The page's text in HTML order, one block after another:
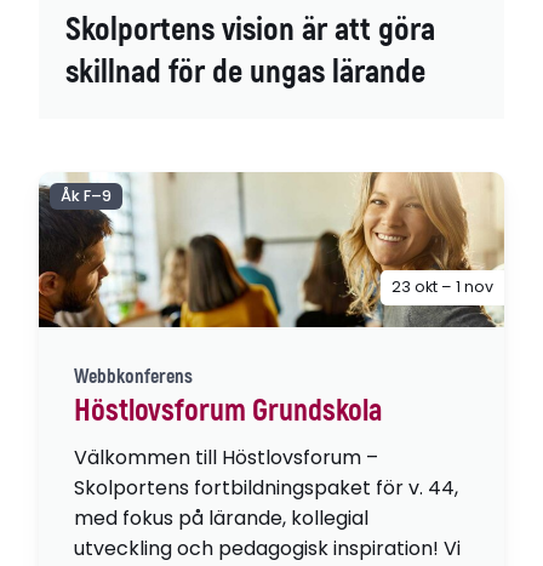
Skolportens vision är att göra
skillnad för de ungas lärande
Webbkonferens
Höstlovsforum Grundskola
Välkommen till Höstlovsforum –
Skolportens fortbildningspaket för v. 44,
med fokus på lärande, kollegial
utveckling och pedagogisk inspiration! Vi
Åk F–9
23 okt – 1 nov